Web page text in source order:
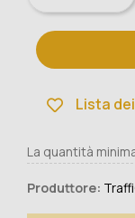
Lista
La quantità
Produttore: